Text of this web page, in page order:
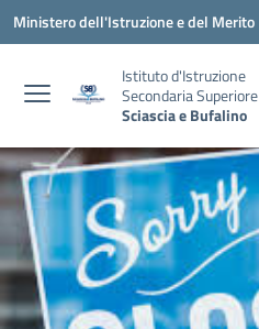
Vai ai contenuti
Vai al menu di navigazione
Vai al footer
Ministero dell'Istruzione e del Merito
Istituto d'Istruzione
Secondaria Superiore
Sciascia e Bufalino